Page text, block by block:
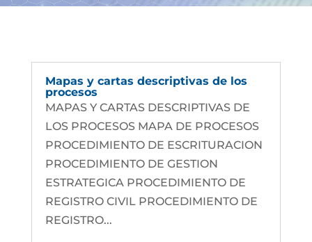
Mapas y cartas descriptivas de los
procesos
MAPAS Y CARTAS DESCRIPTIVAS DE
LOS PROCESOS MAPA DE PROCESOS
PROCEDIMIENTO DE ESCRITURACION
PROCEDIMIENTO DE GESTION
ESTRATEGICA PROCEDIMIENTO DE
REGISTRO CIVIL PROCEDIMIENTO DE
REGISTRO...